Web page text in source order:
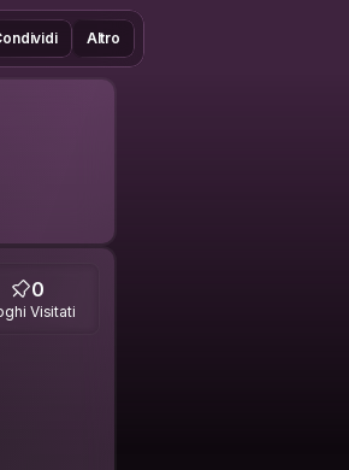
Altro
0
Visitati